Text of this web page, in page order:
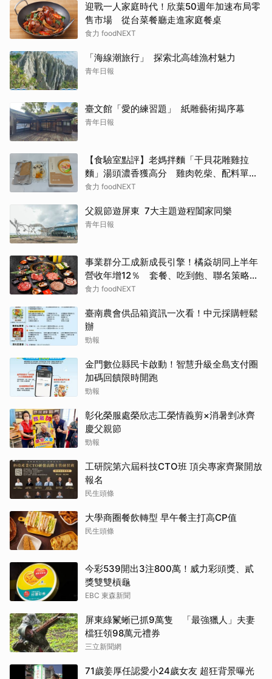
迎戰一人家庭時代！欣葉50週年加速布局零
售市場 從台菜餐廳走進家庭餐桌
食力 foodNEXT
「海線潮旅行」 探索北高雄漁村魅力
青年日報
臺文館「愛的練習題」 紙雕藝術揭序幕
青年日報
【食驗室點評】老媽拌麵「干貝花雕雞拉
麵」湯頭濃香獲高分 雞肉乾柴、配料單調
成扣分點
食力 foodNEXT
父親節遊屏東 7大主題遊程闔家同樂
青年日報
事業群分工成新成長引擎！橘焱胡同上半年
營收年增12％ 套餐、吃到飽、聯名策略帶
動新客
食力 foodNEXT
臺南農會供品箱資訊一次看！中元採購輕鬆
辦
勁報
金門數位縣民卡啟動！智慧升級全島支付圈
加碼回饋限時開跑
勁報
彰化榮服處榮欣志工榮情義剪×消暑剉冰齊
慶父親節
勁報
工研院第六屆科技CTO班 頂尖專家齊聚開放
報名
民生頭條
大學商圈餐飲轉型 早午餐主打高CP值
民生頭條
今彩539開出3注800萬！威力彩頭獎、貳
獎雙雙槓龜
EBC 東森新聞
屏東綠鬣蜥已抓9萬隻 「最強獵人」夫妻
檔狂領98萬元禮券
三立新聞網
71歲姜厚任認愛小24歲女友 超狂背景曝光